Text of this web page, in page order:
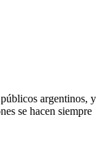
argentinos, y
se hacen siempre